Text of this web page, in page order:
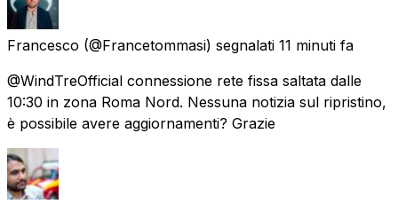
Francesco (@Francetommasi) segnalati 11 minuti fa
@WindTreOfficial connessione rete fissa saltata dalle
10:30 in zona Roma Nord. Nessuna notizia sul ripristino,
è possibile avere aggiornamenti? Grazie